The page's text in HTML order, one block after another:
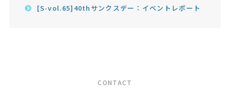
[S-vol.65]40thサンクスデー：イベントレポート
CONTACT